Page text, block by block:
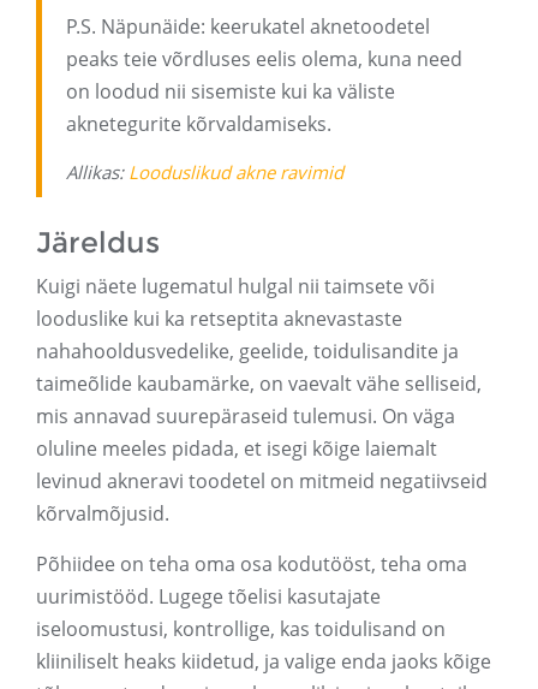
P.S. Näpunäide: keerukatel aknetoodetel
peaks teie võrdluses eelis olema, kuna need
on loodud nii sisemiste kui ka väliste
aknetegurite kõrvaldamiseks.
Allikas: Looduslikud akne ravimid
Järeldus
Kuigi näete lugematul hulgal nii taimsete või
looduslike kui ka retseptita aknevastaste
nahahooldusvedelike, geelide, toidulisandite ja
taimeõlide kaubamärke, on vaevalt vähe selliseid,
mis annavad suurepäraseid tulemusi. On väga
oluline meeles pidada, et isegi kõige laiemalt
levinud akneravi toodetel on mitmeid negatiivseid
kõrvalmõjusid.
Põhiidee on teha oma osa kodutööst, teha oma
uurimistööd. Lugege tõelisi kasutajate
iseloomustusi, kontrollige, kas toidulisand on
kliiniliselt heaks kiidetud, ja valige enda jaoks kõige